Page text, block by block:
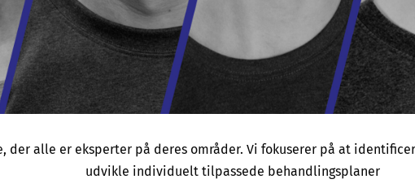
der alle er eksperter på deres områder. Vi fokuserer på at
udvikle individuelt tilpassede behandlingsplaner